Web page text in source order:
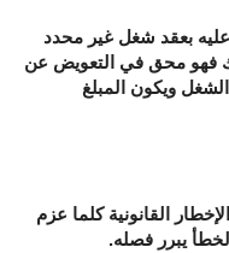
بعقد شغل غير محدد
4 سنوات وبذلك فهو محق في التعويض عن
52 و53 من مدونة الشغل ويكون المبلغ
القانونية كلما عزم
يبرر فصله.